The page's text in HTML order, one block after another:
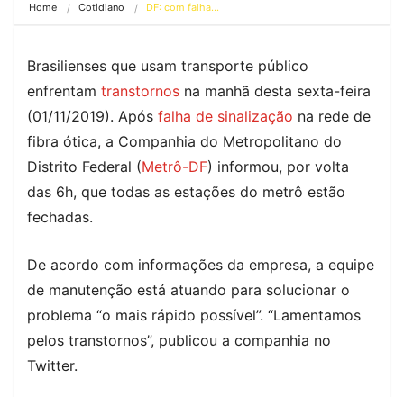
Home Cotidiano DF: com falha…
Brasilienses que usam transporte público
enfrentam transtornos na manhã desta sexta-feira
(01/11/2019). Após falha de sinalização na rede de
fibra ótica, a Companhia do Metropolitano do
Distrito Federal (Metrô-DF) informou, por volta
das 6h, que todas as estações do metrô estão
fechadas.
De acordo com informações da empresa, a equipe
de manutenção está atuando para solucionar o
problema “o mais rápido possível”. “Lamentamos
pelos transtornos”, publicou a companhia no
Twitter.